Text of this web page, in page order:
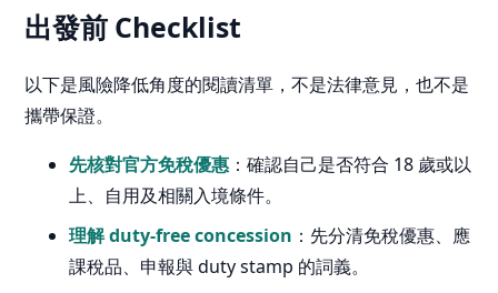
出發前 Checklist
以下是風險降低角度的閱讀清單，不是法律意見，也不是
攜帶保證。
先核對官方免稅優惠 ：確認自己是否符合 18 歲或以
上、自用及相關入境條件。
理解 duty-free concession ：先分清免稅優惠、應
課稅品、申報與 duty stamp 的詞義。